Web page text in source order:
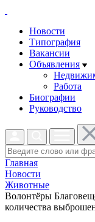
Новости
Типография
Вакансии
Объявления
Работа
Биографии
Руководство
Главная
Новости
Животные
Волонтёры
количества